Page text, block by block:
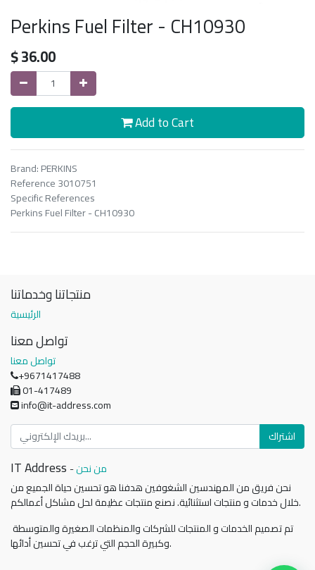
Perkins Fuel Filter - CH10930
$36.00
Add to Cart
Brand: PERKINS
Reference 3010751
Specific References
Perkins Fuel Filter - CH10930
منتجاتنا وخدماتنا
الرئيسية
تواصل معنا
تواصل معنا
+9671417488
01-417489
info@it-address.com
اشتراك
IT Address -من نحن
نحن فريق من المهندسين الشغوفين هدفنا هو تحسين حياة الجميع من
خلال خدمات و منتجات استثنائية. نصنع منتجات عظيمة لحل مشاكل أعمالكم.
وكبيرة الحجم التي ترغب في تحسين أدائها.